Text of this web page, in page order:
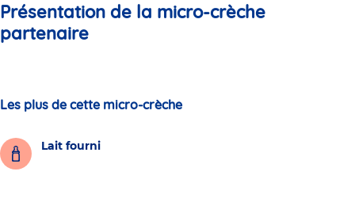
Présentation de la micro-crèche
partenaire
Les plus de cette micro-crèche
Lait fourni